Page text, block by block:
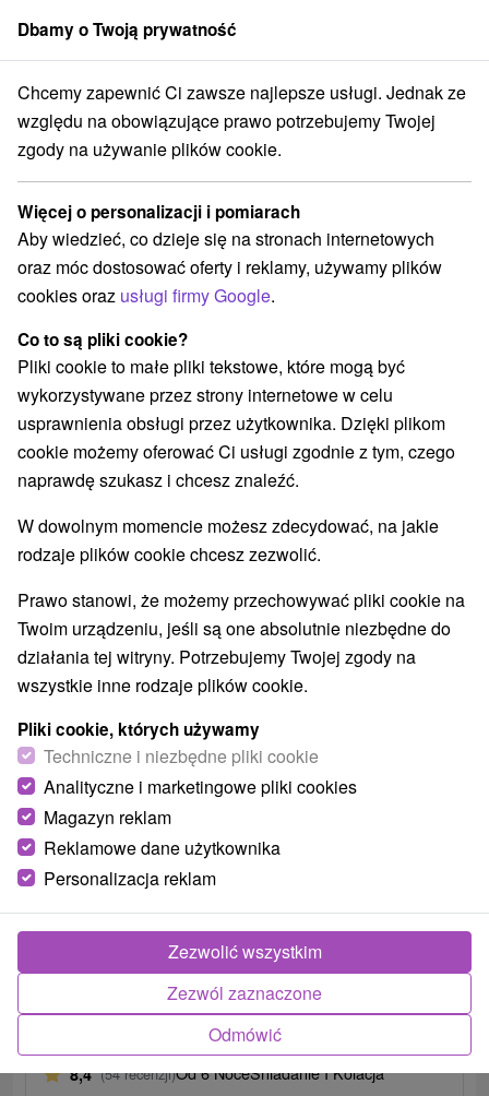
członek grupySorger
oferty na Słowacji Bony wakacyjne na Słowacji Volovské vrchy
Bony wakacyjne na Słowacji
Volovské vrchy
Kategorie
Wszystkie kategorie
Wellness pobyty
Wyjazdy weekendowe
Wybierz lokalizację lub datę
Wsie i miasta
7-dniowy pobyt PLECY, KIEROWNIK,
ZDROWY GŁOS, SPELETERAPIA: Zdrowie i
dobre samopoczucie szyte na miarę
Uzdrowisko Štós
8,4 (54 recenzji)Od 6 NoceŚniadanie I Kolacja
Dbamy o Twoją prywatność
Chcemy zapewnić Ci zawsze najlepsze usługi. Jednak ze
względu na obowiązujące prawo potrzebujemy Twojej
zgody na używanie plików cookie.
Więcej o personalizacji i pomiarach
Aby wiedzieć, co dzieje się na stronach internetowych
oraz móc dostosować oferty i reklamy, używamy plików
cookies oraz usługi firmy Google.
Co to są pliki cookie?
Pliki cookie to małe pliki tekstowe, które mogą być
wykorzystywane przez strony internetowe w celu
usprawnienia obsługi przez użytkownika. Dzięki plikom
cookie możemy oferować Ci usługi zgodnie z tym, czego
naprawdę szukasz i chcesz znaleźć.
W dowolnym momencie możesz zdecydować, na jakie
rodzaje plików cookie chcesz zezwolić.
Prawo stanowi, że możemy przechowywać pliki cookie na
Twoim urządzeniu, jeśli są one absolutnie niezbędne do
działania tej witryny. Potrzebujemy Twojej zgody na
wszystkie inne rodzaje plików cookie.
Pliki cookie, których używamy
Techniczne i niezbędne pliki cookie
Analityczne i marketingowe pliki cookies
Magazyn reklam
Reklamowe dane użytkownika
Personalizacja reklam
Odmówić
Zezwól zaznaczone
Zezwolić wszystkim